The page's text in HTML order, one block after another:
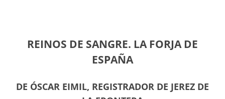
REINOS DE SANGRE. LA FORJA DE
ESPAÑA
DE ÓSCAR EIMIL, REGISTRADOR DE JEREZ DE